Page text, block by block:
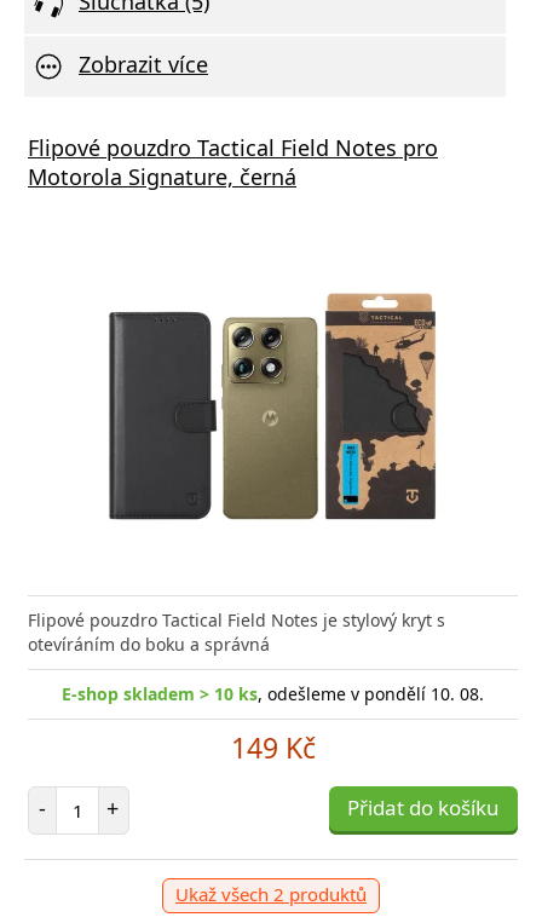
Zobrazit více
Flipové pouzdro Tactical Field Notes pro
Motorola Signature, černá
Flipové pouzdro Tactical Field Notes je stylový kryt s
otevíráním do boku a správná
E-shop skladem > 10 ks, odešleme v pondělí 10. 08.
149 Kč
- Počet položek
+ Přidat do košíku
Ukaž všech 2 produktů